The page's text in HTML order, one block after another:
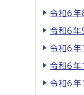
令和6年
令和6年
令和6年
令和6年
令和6年